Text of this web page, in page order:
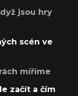
jsou hry
scén ve
míříme
začít a čím